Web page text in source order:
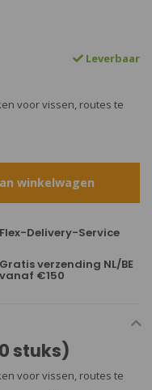
Leverbaar
voor vissen, routes te
winkelwagen
Flex-Delivery-Service
Gratis verzending NL/BE
vanaf €150
stuks)
voor vissen, routes te